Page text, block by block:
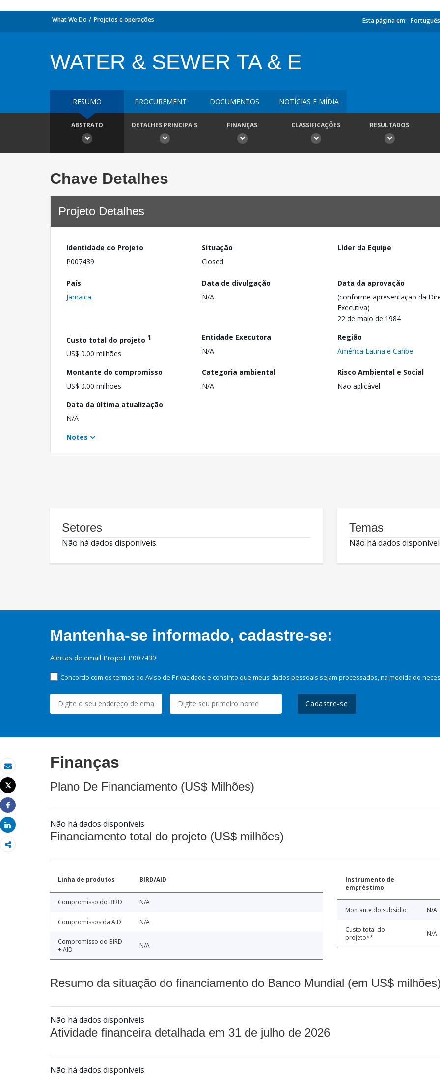
Email
Imprimir
Tweet
Share
Share
What We Do Projetos e operações Esta página em: Português
WATER & SEWER TA & E
RESUMO PROCUREMENT DOCUMENTOS NOTÍCIAS E MÍDIA
ABSTRATO DETALHES PRINCIPAIS FINANÇAS CLASSIFICAÇÕES RESULTADOS
Chave Detalhes
Projeto Detalhes
Identidade do Projeto
P007439
Situação
Closed
Líder da Equipe
País
Jamaica
Data de divulgação
N/A
Data da aprovação
(conforme apresentação da
Executiva)
22 de maio de 1984
Custo total do projeto 1
US$ 0.00 milhões
Entidade Executora
N/A
Região
América Latina e Caribe
Montante do compromisso
US$ 0.00 milhões
Categoria ambiental
N/A
Risco Ambiental e Social
Não aplicável
Data da última atualização
N/A
Notes
Setores
Não há dados disponíveis
Temas
Não há dados
Mantenha-se informado, cadastre-se:
Alertas de email Project P007439
Concordo com os termos do Aviso de Privacidade e consinto que meus dados pessoais sejam processados, na medida do
Cadastre-se
Finanças
Plano De Financiamento (US$ Milhões)
Não há dados disponíveis
Financiamento total do projeto (US$ milhões)
Linha de produtos BIRD/AID
Compromisso do BIRD N/A
Compromissos da AID N/A
Compromisso do BIRD
+ AID
N/A
Instrumento de
empréstimo
Montante do subsídio N/A
Custo total do
projeto**
N/A
Resumo da situação do financiamento do Banco Mundial (em US$
Não há dados disponíveis
Atividade financeira detalhada em 31 de julho de 2026
Não há dados disponíveis